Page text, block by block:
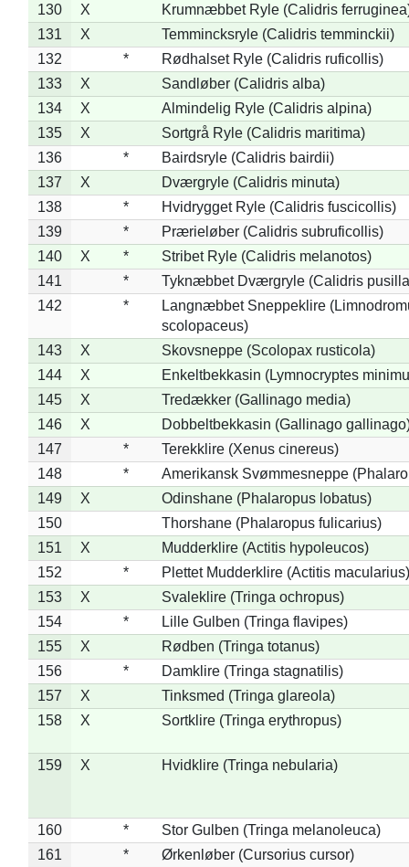
130
X
Krumnæbbet Ryle (Calidris
131
X
Temmincksryle (Calidris temminckii)
132
*
Rødhalset Ryle (Calidris ruficollis)
133
X
Sandløber (Calidris alba)
134
X
Almindelig Ryle (Calidris alpina)
135
X
Sortgrå Ryle (Calidris maritima)
136
*
Bairdsryle (Calidris bairdii)
137
X
Dværgryle (Calidris minuta)
138
*
Hvidrygget Ryle (Calidris fuscicollis)
139
*
Prærieløber (Calidris subruficollis)
140
X *
Stribet Ryle (Calidris melanotos)
141
*
Tyknæbbet Dværgryle (Calidris
142
*
Langnæbbet Sneppeklire
scolopaceus)
143
X
Skovsneppe (Scolopax rusticola)
144
X
Enkeltbekkasin (Lymnocryptes
145
X
Tredækker (Gallinago media)
146
X
Dobbeltbekkasin (Gallinago
147
*
Terekklire (Xenus cinereus)
148
*
Amerikansk Svømmesneppe
149
X
Odinshane (Phalaropus lobatus)
150
Thorshane (Phalaropus fulicarius)
151
X
Mudderklire (Actitis hypoleucos)
152
*
Plettet Mudderklire (Actitis macularius)
153
X
Svaleklire (Tringa ochropus)
154
*
Lille Gulben (Tringa flavipes)
155
X
Rødben (Tringa totanus)
156
*
Damklire (Tringa stagnatilis)
157
X
Tinksmed (Tringa glareola)
158
X Sortklire (Tringa erythropus)
159 X Hvidklire (Tringa nebularia)
160 *
Stor Gulben (Tringa melanoleuca)
161
*
Ørkenløber (Cursorius cursor)